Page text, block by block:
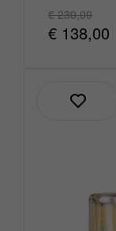
€ 230,00
€ 138,00